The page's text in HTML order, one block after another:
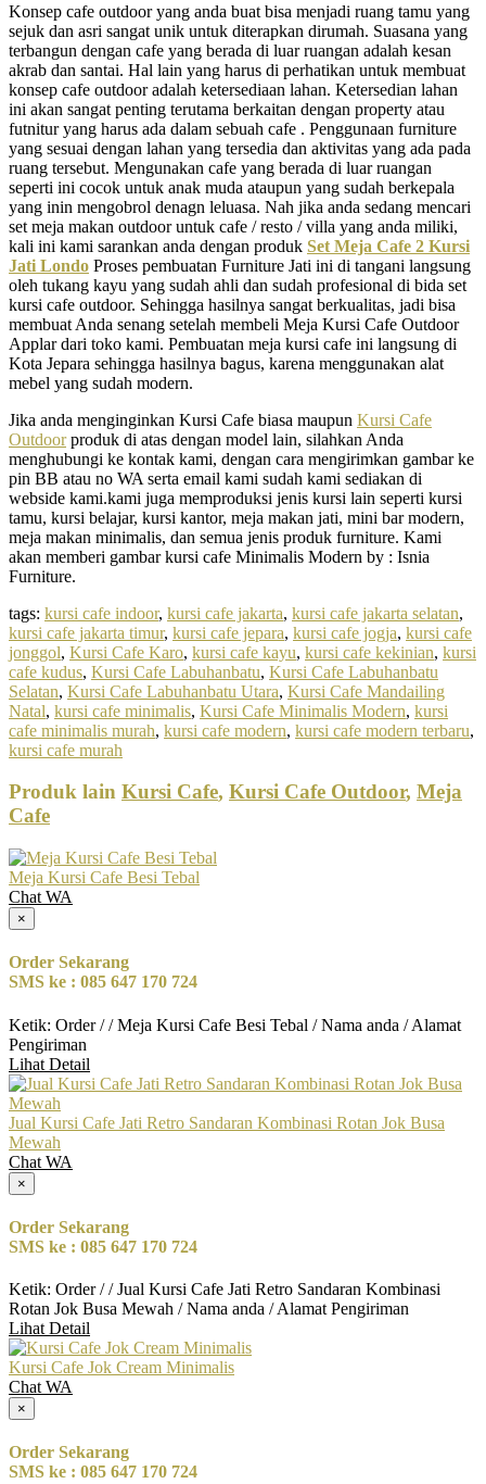
Konsep cafe outdoor yang anda buat bisa menjadi ruang tamu yang
sejuk dan asri sangat unik untuk diterapkan dirumah. Suasana yang
terbangun dengan cafe yang berada di luar ruangan adalah kesan
akrab dan santai. Hal lain yang harus di perhatikan untuk membuat
konsep cafe outdoor adalah ketersediaan lahan. Ketersedian lahan
ini akan sangat penting terutama berkaitan dengan property atau
futnitur yang harus ada dalam sebuah cafe . Penggunaan furniture
yang sesuai dengan lahan yang tersedia dan aktivitas yang ada pada
ruang tersebut. Mengunakan cafe yang berada di luar ruangan
seperti ini cocok untuk anak muda ataupun yang sudah berkepala
yang inin mengobrol denagn leluasa. Nah jika anda sedang mencari
set meja makan outdoor untuk cafe / resto / villa yang anda miliki,
kali ini kami sarankan anda dengan produk Set Meja Cafe 2 Kursi
Jati Londo Proses pembuatan Furniture Jati ini di tangani langsung
oleh tukang kayu yang sudah ahli dan sudah profesional di bida set
kursi cafe outdoor. Sehingga hasilnya sangat berkualitas, jadi bisa
membuat Anda senang setelah membeli Meja Kursi Cafe Outdoor
Applar dari toko kami. Pembuatan meja kursi cafe ini langsung di
Kota Jepara sehingga hasilnya bagus, karena menggunakan alat
mebel yang sudah modern.
Jika anda menginginkan Kursi Cafe biasa maupun Kursi Cafe
Outdoorproduk di atas dengan model lain, silahkan Anda
menghubungi ke kontak kami, dengan cara mengirimkan gambar ke
pin BB atau no WA serta email kami sudah kami sediakan di
webside kami.kami juga memproduksi jenis kursi lain seperti kursi
tamu, kursi belajar, kursi kantor, meja makan jati, mini bar modern,
meja makan minimalis, dan semua jenis produk furniture. Kami
akan memberi gambar kursi cafe Minimalis Modern by : Isnia
Furniture.
tags: kursi cafe indoor, kursi cafe jakarta, kursi cafe jakarta selatan,
kursi cafe jakarta timur, kursi cafe jepara, kursi cafe jogja, kursi cafe
jonggol, Kursi Cafe Karo, kursi cafe kayu, kursi cafe kekinian, kursi
cafe kudus, Kursi Cafe Labuhanbatu, Kursi Cafe Labuhanbatu
Selatan, Kursi Cafe Labuhanbatu Utara, Kursi Cafe Mandailing
Natal, kursi cafe minimalis, Kursi Cafe Minimalis Modern, kursi
cafe minimalis murah, kursi cafe modern, kursi cafe modern terbaru,
kursi cafe murah
Produk lain Kursi Cafe, Kursi Cafe Outdoor, Meja
Cafe
Meja Kursi Cafe Besi Tebal
Chat WA
×
Order Sekarang
SMS ke : 085 647 170 724
Ketik: Order / / Meja Kursi Cafe Besi Tebal / Nama anda / Alamat
Pengiriman
Lihat Detail
Jual Kursi Cafe Jati Retro Sandaran Kombinasi Rotan Jok Busa
Mewah
Chat WA
×
Order Sekarang
SMS ke : 085 647 170 724
Ketik: Order / / Jual Kursi Cafe Jati Retro Sandaran Kombinasi
Rotan Jok Busa Mewah / Nama anda / Alamat Pengiriman
Lihat Detail
Kursi Cafe Jok Cream Minimalis
Chat WA
×
Order Sekarang
SMS ke : 085 647 170 724